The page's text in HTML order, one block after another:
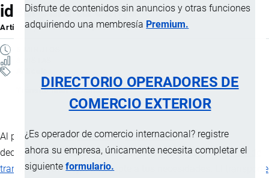
Disfrute de contenidos sin anuncios y otras funciones
adquiriendo una membresía Premium.
DIRECTORIO OPERADORES DE
COMERCIO EXTERIOR
¿Es operador de comercio internacional? registre
ahora su empresa, únicamente necesita completar el
siguienteformulario.
ideal para tu carga
ArtículoporJaime Mise, 9 Marzo, 2026
Tránsito Internacional
Al planear unaimportaciónoexportación, una de las
decisiones logísticas más importantes es escoger elmedio de
transporteque mejor se adapte a tus necesidades. El
transporte